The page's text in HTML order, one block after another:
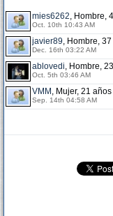
mies6262, Hombre,
Oct. 10th 10:43 AM
javier89, Hombre,
Dec. 16th 03:22 AM
ablovedi, Hombre,
Oct. 5th 03:46 AM
VMM , Mujer, 21 años
Sep. 14th 04:58 AM